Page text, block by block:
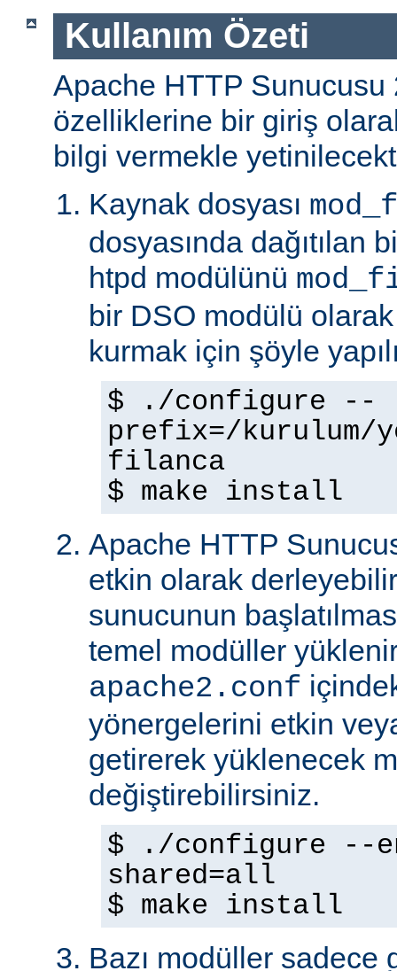
Kullanım Özeti
Apache HTTP Sunucusu
özelliklerine bir giriş
bilgi vermekle
Kaynak dosyası
dosyasında dağıtılan
htpd modülünü
bir DSO modülü
kurmak için şöyle
$ ./configure --
prefix=/kurulum/
filanca
$ make install
Apache HTTP
etkin olarak
sunucunun
temel modüller
apache2.conf
yönergelerini etkin
getirerek yüklenecek
değiştirebilirsiniz.
$ ./configure --
shared=all
$ make install
Bazı modüller